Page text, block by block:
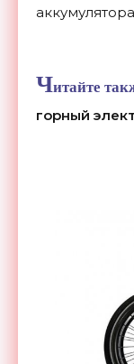
Читайте
горный